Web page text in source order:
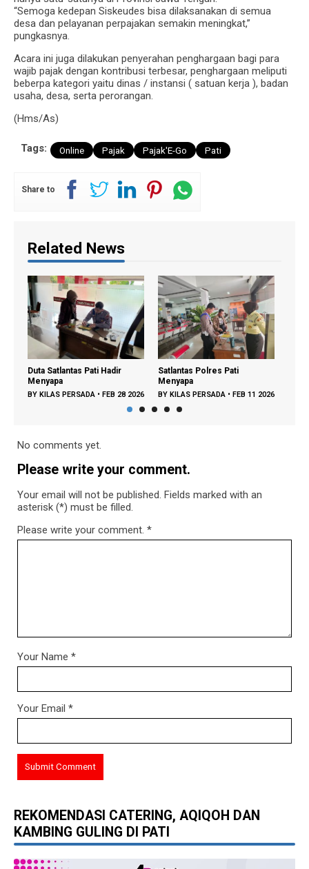
“Semoga kedepan Siskeudes bisa dilaksanakan di semua
desa dan pelayanan perpajakan semakin meningkat,”
pungkasnya.
Acara ini juga dilakukan penyerahan penghargaan bagi para
wajib pajak dengan kontribusi terbesar, penghargaan meliputi
beberpa kategori yaitu dinas / instansi ( satuan kerja ), badan
usaha, desa, serta perorangan.
(Hms/As)
Tags: Online Pajak Pajak'E-Go Pati
Share to
Related News
28 2026
Satlantas Polres Pati
Menyapa
BYKILAS PERSADA •FEB 11 2026
Polantas Pati Menyapa,
Pastikan Pelayana...
BYKILAS PERSADA •JAN 24
No comments yet.
Please write your comment.
Your email will not be published. Fields marked with an
asterisk (*) must be filled.
Please write your comment. *
Your Name *
Your Email *
REKOMENDASI CATERING, AQIQOH DAN
KAMBING GULING DI PATI